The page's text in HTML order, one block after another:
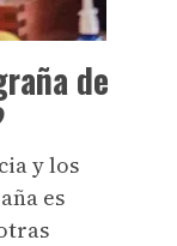
de
y los
es